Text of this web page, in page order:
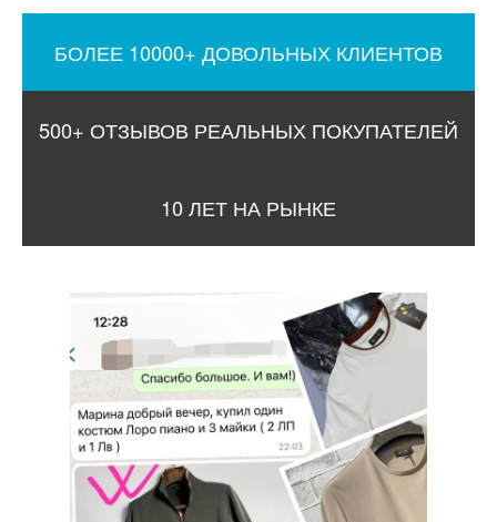
БОЛЕЕ 10000+ ДОВОЛЬНЫХ КЛИЕНТОВ
500+ ОТЗЫВОВ РЕАЛЬНЫХ ПОКУПАТЕЛЕЙ
10 ЛЕТ НА РЫНКЕ